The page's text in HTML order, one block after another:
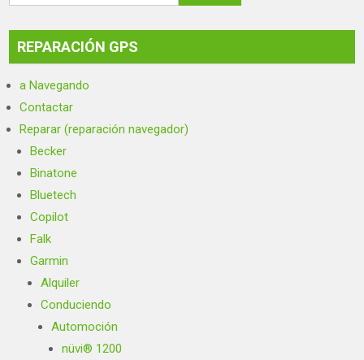
REPARACIÓN GPS
a Navegando
Contactar
Reparar (reparación navegador)
Becker
Binatone
Bluetech
Copilot
Falk
Garmin
Alquiler
Conduciendo
Automoción
nüvi® 1200